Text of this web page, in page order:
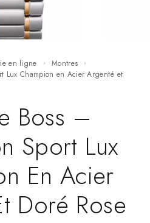
en ligne
Montres
Boss –
Sport Lux
En Acier
Doré Rose